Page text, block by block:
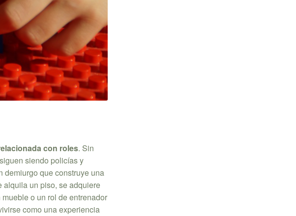
con roles. Sin
siendo policías y
demiurgo que construye una
alquila un piso, se adquiere
o un rol de entrenador
como una experiencia